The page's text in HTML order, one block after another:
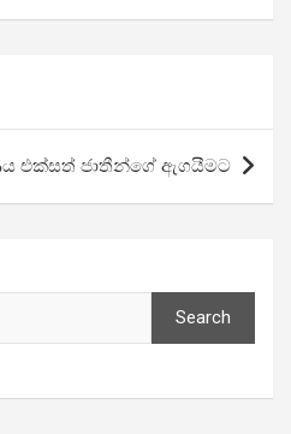
එක්සත් ජාතීන්ගේ ඇගයීමට
Search